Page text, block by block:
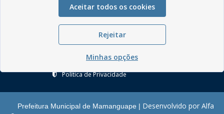
Ouvidoria
Serviços Internos
Política de Privacidade
Prefeitura Municipal de Mamanguape | Desenvolvido por Alfa
Aceitar todos os cookies
Rejeitar
Minhas opções